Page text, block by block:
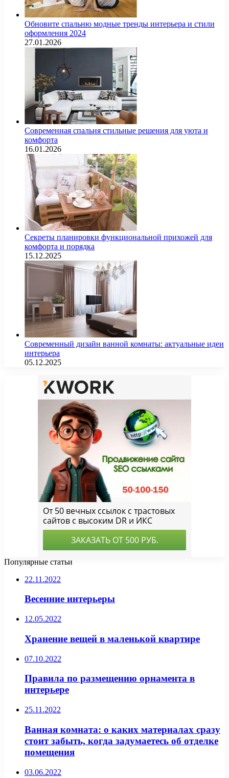
Обновите спальню модные тренды интерьера и стили
оформления 2024
27.01.2026
Современная спальня стильные решения для уюта и
комфорта
16.01.2026
Секреты планировки функциональной прихожей для
комфорта и порядка
15.12.2025
Современный дизайн ванной комнаты: актуальные идеи
интерьера
05.12.2025
Популярные статьи
22.11.2022
Весенние интерьеры
12.05.2022
Хранение вещей в маленькой квартире
07.10.2022
Правила по размещению орнамента в
интерьере
25.11.2022
Ванная комната: о каких материалах сразу
стоит забыть, когда задумаетесь об отделке
помещения
03.06.2022